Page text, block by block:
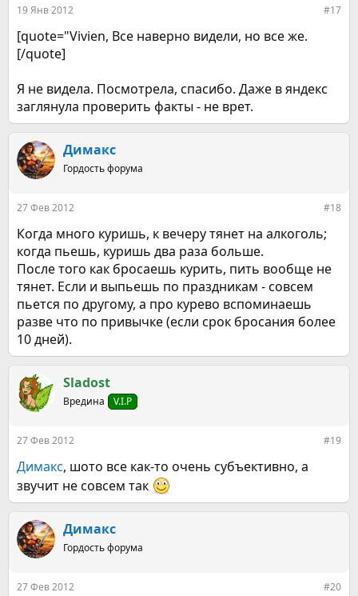
19 Янв 2012 #17
[quote="Vivien, Все наверно видели, но все же.
[/quote]
Я не видела. Посмотрела, спасибо. Даже в яндекс
заглянула проверить факты - не врет.
Димакс
Гордость форума
27 Фев 2012 #18
Когда много куришь, к вечеру тянет на алкоголь;
когда пьешь, куришь два раза больше.
После того как бросаешь курить, пить вообще не
тянет. Если и выпьешь по праздникам - совсем
пьется по другому, а про курево вспоминаешь
разве что по привычке (если срок бросания более
10 дней).
Sladost
Вредина V.I.P
27 Фев 2012 #19
Димакс, шото все как-то очень субъективно, а
звучит не совсем так
Димакс
Гордость форума
27 Фев 2012 #20